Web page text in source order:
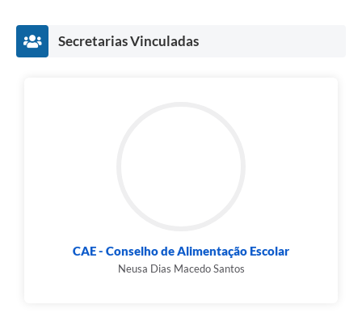
Secretarias Vinculadas
CAE - Conselho de Alimentação Escolar
Neusa Dias Macedo Santos